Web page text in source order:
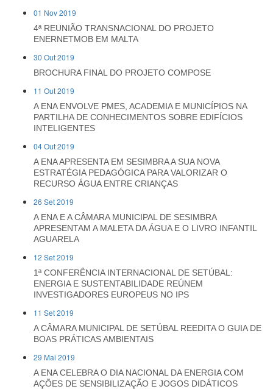
01 Nov 2019
4ª REUNIÃO TRANSNACIONAL DO PROJETO
ENERNETMOB EM MALTA
30 Out 2019
BROCHURA FINAL DO PROJETO COMPOSE
11 Out 2019
A ENA ENVOLVE PMES, ACADEMIA E MUNICÍPIOS NA
PARTILHA DE CONHECIMENTOS SOBRE EDIFÍCIOS
INTELIGENTES
04 Out 2019
A ENA APRESENTA EM SESIMBRA A SUA NOVA
ESTRATÉGIA PEDAGÓGICA PARA VALORIZAR O
RECURSO ÁGUA ENTRE CRIANÇAS
26 Set 2019
A ENA E A CÂMARA MUNICIPAL DE SESIMBRA
APRESENTAM A MALETA DA ÁGUA E O LIVRO INFANTIL
AGUARELA
12 Set 2019
1ª CONFERÊNCIA INTERNACIONAL DE SETÚBAL:
ENERGIA E SUSTENTABILIDADE REÚNEM
INVESTIGADORES EUROPEUS NO IPS
11 Set 2019
A CÂMARA MUNICIPAL DE SETÚBAL REEDITA O GUIA DE
BOAS PRÁTICAS AMBIENTAIS
29 Mai 2019
A ENA CELEBRA O DIA NACIONAL DA ENERGIA COM
AÇÕES DE SENSIBILIZAÇÃO E JOGOS DIDÁTICOS